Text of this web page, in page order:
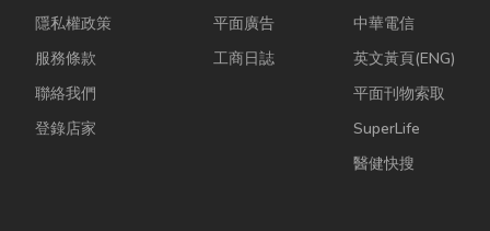
機早已成為...
隱私權政策
服務條款
聯絡我們
登錄店家
平面廣告
工商日誌
中華電信
英文黃頁(ENG)
平面刊物索取
SuperLife
醫健快搜